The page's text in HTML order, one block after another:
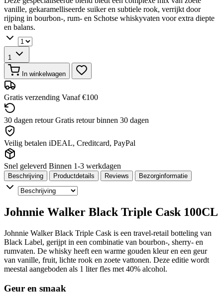
vanille, gekaramelliseerde suiker en subtiele rook, verrijkt door
rijping in bourbon-, rum- en Schotse whiskyvaten voor extra diepte
en balans.
1
In winkelwagen
Gratis verzending Vanaf €100
30 dagen retour Gratis retour binnen 30 dagen
Veilig betalen iDEAL, Creditcard, PayPal
Snel geleverd Binnen 1-3 werkdagen
Beschrijving Productdetails Reviews Bezorginformatie
Johnnie Walker Black Triple Cask 100CL
Johnnie Walker Black Triple Cask is een travel-retail botteling van
Black Label, gerijpt in een combinatie van bourbon-, sherry- en
rumvaten. De whisky heeft een warme gouden kleur en een geur
van vanille, fruit, lichte rook en zoete vattonen. Deze editie wordt
meestal aangeboden als 1 liter fles met 40% alcohol.
Geur en smaak